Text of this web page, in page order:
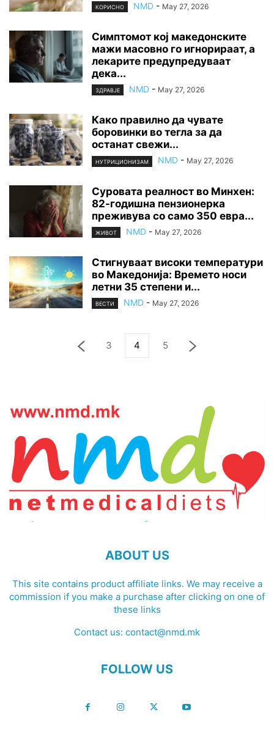
КОРИСНО NMD - May 27, 2026
Симптомот кој македонските
мажи масовно го игнорираат, а
лекарите предупредуваат
дека...
ЗДРАВЈЕ NMD - May 27, 2026
Како правилно да чувате
боровинки во тегла за да
останат свежи...
НУТРИЦИОНИЗАМ NMD - May 27, 2026
Суровата реалност во Минхен:
82-годишна пензионерка
преживува со само 350 евра...
ЖИВОТ NMD - May 27, 2026
Стигнуваат високи температури
во Македонија: Времето носи
летни 35 степени и...
ВЕСТИ NMD - May 27, 2026
3 4 5
ABOUT US
This site contains product affiliate links. We may receive a
commission if you make a purchase after clicking on one of
these links
Contact us: contact@nmd.mk
FOLLOW US